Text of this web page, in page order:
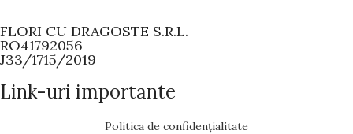
FLORI CU DRAGOSTE S.R.L.
RO41792056
J33/1715/2019
Link-uri importante
Politica de confidențialitate